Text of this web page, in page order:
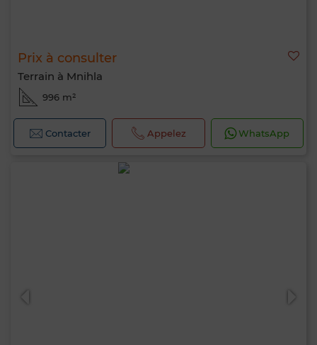
Prix à consulter
Terrain à Mnihla
996 m²
Contacter Appelez WhatsApp